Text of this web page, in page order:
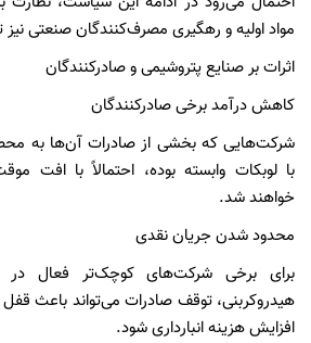
مواد اولیه و رهگیری مصرف‌کنندگان صنعتی
اثرات بر صنایع پتروشیمی و صادرکنندگان
کاهش درآمد برخی صادرکنندگان
شرکت‌هایی که بخشی از صادرات آن‌ها به
با لوبکات وابسته بوده، احتمالاً با افت
خواهند شد.
محدود شدن جریان نقدی
برای برخی شرکت‌های کوچک‌تر فعال
هیدروکربنی، توقف صادرات می‌تواند باعث
افزایش هزینه انبارداری شود.